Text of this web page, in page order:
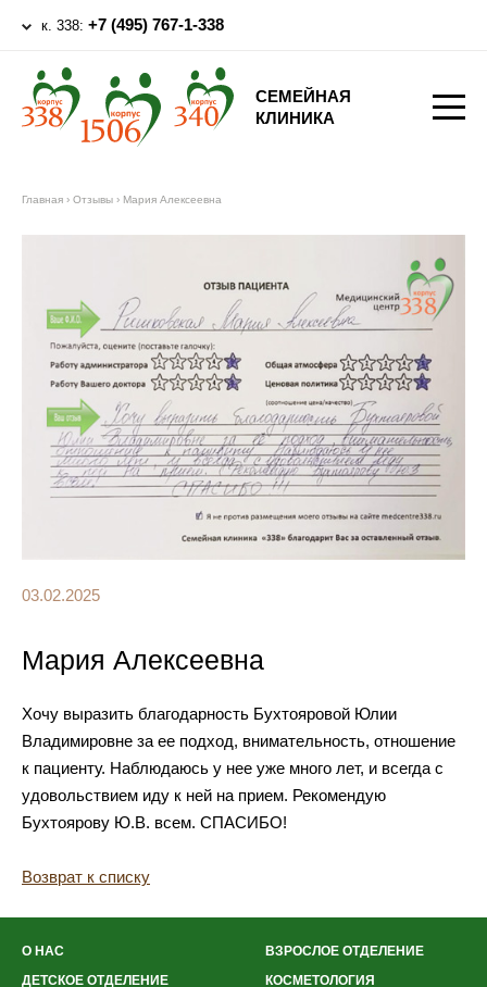
к. 338: +7 (495) 767-1-338
СЕМЕЙНАЯ
КЛИНИКА
Главная › Отзывы › Мария Алексеевна
03.02.2025
Мария Алексеевна
Хочу выразить благодарность Бухтояровой Юлии
Владимировне за ее подход, внимательность, отношение
к пациенту. Наблюдаюсь у нее уже много лет, и всегда с
удовольствием иду к ней на прием. Рекомендую
Бухтоярову Ю.В. всем. СПАСИБО!
Возврат к списку
О НАС
ВЗРОСЛОЕ ОТДЕЛЕНИЕ
ДЕТСКОЕ ОТДЕЛЕНИЕ
КОСМЕТОЛОГИЯ